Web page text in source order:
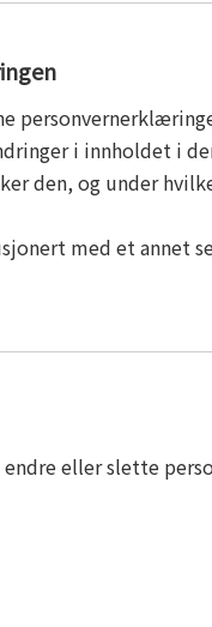
i innholdet i
den, og under
med et annet
eller slette